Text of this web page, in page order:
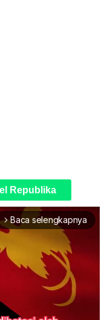
Republika
arrow_forward_ios Baca selengkapnya